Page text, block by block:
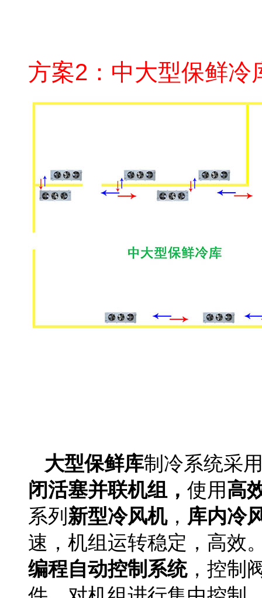
方案2：中大型保鲜冷
大型保鲜库制冷系统采
闭活塞并联机组， 使用高
系列 新型冷风机， 库内冷
速，机组运转稳定，高效
编程自动控制系统，控制